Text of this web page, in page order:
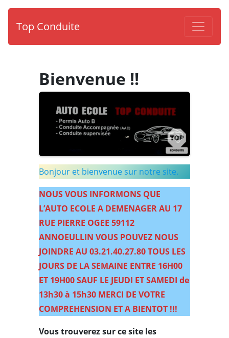
Top Conduite
Bienvenue !!
Bonjour et bienvenue sur notre site.
NOUS VOUS INFORMONS QUE
L’AUTO ECOLE A DEMENAGER AU 17
RUE PIERRE OGEE 59112
ANNOEULLIN VOUS POUVEZ NOUS
JOINDRE AU 03.21.40.27.80 TOUS LES
JOURS DE LA SEMAINE ENTRE 16H00
ET 19H00 SAUF LE JEUDI ET SAMEDI de
13h30 à 15h30 MERCI DE VOTRE
COMPREHENSION ET A BIENTOT !!!
Vous trouverez sur ce site les